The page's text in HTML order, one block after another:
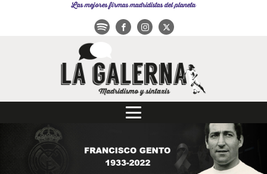
Las mejores firmas madridistas del planeta